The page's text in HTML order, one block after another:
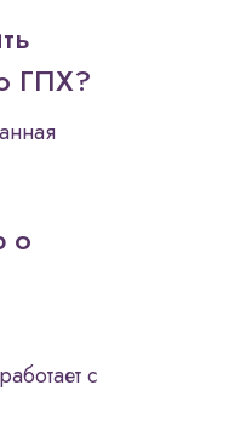
ГПХ?
о
с